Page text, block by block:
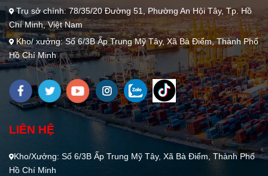
Trụ sở chính: 78/35/20 Đường 51, Phường An Hội Tây, Tp. Hồ
Chí Minh, Việt Nam
Kho/ xưởng: Số 6/3B Ấp Trung Mỹ Tây, Xã Bà Điểm, Thành Phố
Hồ Chí Minh
LIÊN HỆ
Kho/Xưởng: Số 6/3B Ấp Trung Mỹ Tây, Xã Bà Điểm, Thành Phố
Hồ Chí Minh